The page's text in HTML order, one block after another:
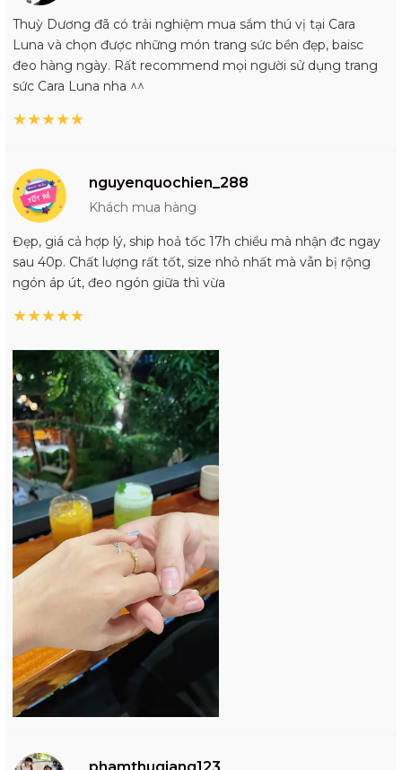
Thuỳ Dương đã có trải nghiệm mua sắm thú vị tại Cara
Luna và chọn được những món trang sức bền đẹp, baisc
đeo hàng ngày. Rất recommend mọi người sử dụng trang
sức Cara Luna nha ^^
★★★★★
nguyenquochien_288
Khách mua hàng
Đẹp, giá cả hợp lý, ship hoả tốc 17h chiều mà nhận đc ngay
sau 40p. Chất lượng rất tốt, size nhỏ nhất mà vẫn bị rộng
ngón áp út, đeo ngón giữa thì vừa
★★★★★